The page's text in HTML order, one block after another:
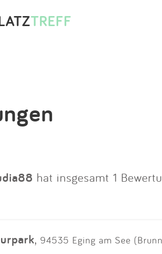
TREFF
hat insgesamt 1
, 94535 Eging am See